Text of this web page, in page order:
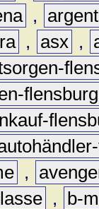
,
, asx ,
flensburg
,
,
b-